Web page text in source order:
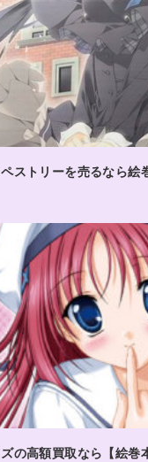
ストリーを売るなら絵
の高額買取なら【絵巻